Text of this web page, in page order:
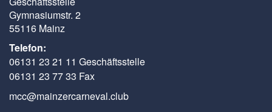
Gymnasiumstr. 2
55116 Mainz
Telefon:
06131 23 21 11 Geschäftsstelle
06131 23 77 33 Fax
mcc@mainzercarneval.club